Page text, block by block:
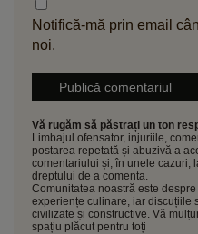
Notifică-mă prin email
noi.
Vă rugăm să păstrați un ton
Limbajul ofensator, injuriile,
postarea repetată și abuzivă a
comentariului și, în unele cazuri,
dreptului de a comenta.
Comunitatea noastră este
experiențe culinare, iar discuțiile
civilizate și constructive. Vă
spațiu plăcut pentru toți